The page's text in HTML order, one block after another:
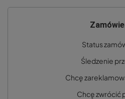
Status
Śledzenie
Chcę
Chcę zwrócić